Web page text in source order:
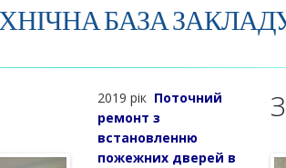
БАЗА
2019 рік Поточний
ремонт з
встановленню
пожежних дверей в